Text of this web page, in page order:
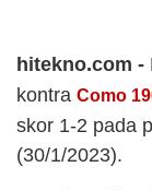
hitekno.com -
kontra Como
skor 1-2 pada
(30/1/2023).